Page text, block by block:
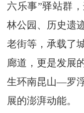
六乐事”驿站群
林公园、历史遗
老街等，承载了
廊道，更是发展
生环南昆山—罗
展的澎湃动能。